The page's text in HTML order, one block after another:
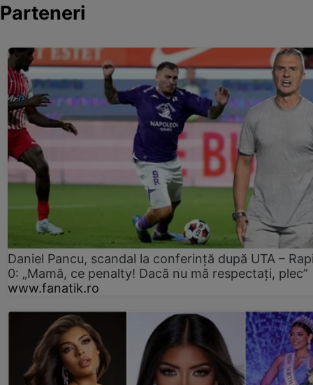
Parteneri
Daniel Pancu, scandal la conferință după UTA –
0: „Mamă, ce penalty! Dacă nu mă respectați, plec”
www.fanatik.ro